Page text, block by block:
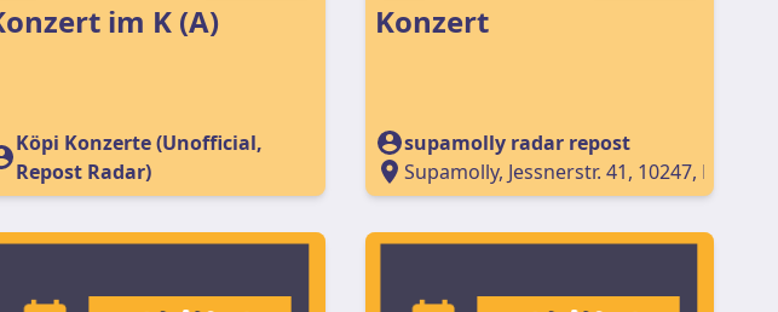
im K (A)
Köpi Konzerte (Unofficial,
Repost Radar)
Konzert
supamolly radar repost
Supamolly, Jessnerstr. 41, 10247, Berlin,